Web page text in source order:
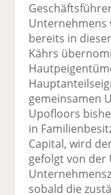
Unternehmens
bereits in
Kährs
gemeinsamen
Upofloors
in
Capital, wird
gefolgt von
sobald die